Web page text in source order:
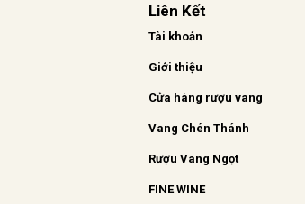
Liên Kết
Tài khoản
Giới thiệu
Cửa hàng rượu vang
Vang Chén Thánh
Rượu Vang Ngọt
FINE WINE